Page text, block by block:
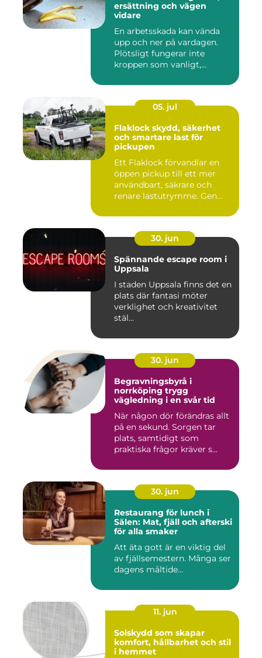
ersättning och vägen
vidare
En arbetsskada kan vända
upp och ner på vardagen.
Plötsligt fungerar inte
kroppen som vanligt,
05. jul
Flaklock skydd, säkerhet
och smartare last för
pickupen
Ett Flaklock förvandlar en
öppen pickup till ett mer
användbart, säkrare och
renare lastutrymme. Gen...
30. jun
Spännande escape room i
Uppsala
I staden Uppsala finns det en
plats där fantasi möter
verklighet och kreativitet
stäl...
30. jun
Begravningsbyrå i
norrköping trygg
vägledning i en svår tid
När någon dör förändras allt
på en sekund. Sorgen tar
plats, samtidigt som
praktiska frågor kräver s...
30. jun
Restaurang för lunch i
Sälen: Mat, fjäll och afterski
för alla smaker
Att äta gott är en viktig del
av fjällsemestern. Många ser
dagens måltide...
11. jun
Solskydd som skapar
komfort, hållbarhet och stil
i hemmet